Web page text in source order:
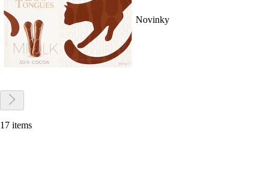
Novinky
17 items